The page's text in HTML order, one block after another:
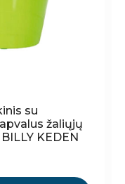
su
žaliųjų
KEDEN